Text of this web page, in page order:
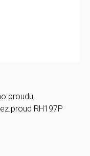
proudu,
RH197P